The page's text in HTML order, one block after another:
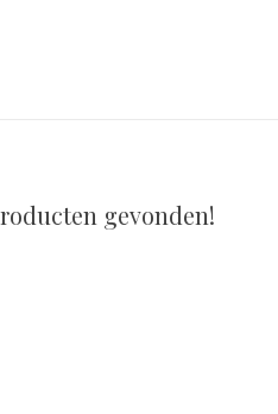
gevonden!